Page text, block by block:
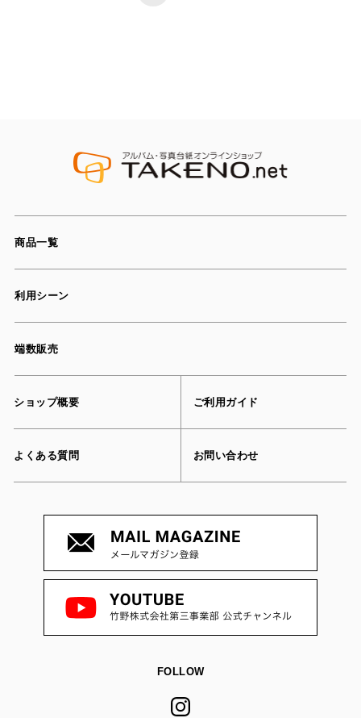
商品一覧
利用シーン
端数販売
ショップ概要 ご利用ガイド
よくある質問 お問い合わせ
FOLLOW